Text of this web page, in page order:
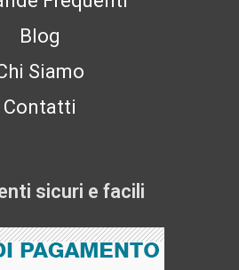
Blog
Siamo
Contatti
sicuri e facili